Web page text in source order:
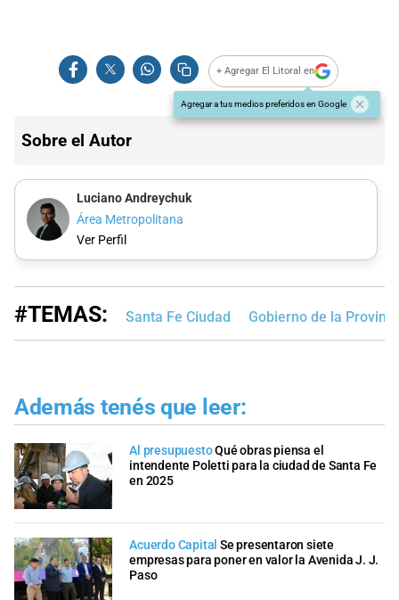
+ Agregar El Litoral en
Agregar a tus medios preferidos en Google
Sobre el Autor
Luciano Andreychuk
Área Metropolitana
Ver Perfil
#TEMAS: Santa Fe Ciudad Gobierno de la
Además tenés que leer:
Al presupuestoQué obras piensa el
intendente Poletti para la ciudad de Santa Fe
en 2025
Acuerdo Capital Se presentaron siete
empresas para poner en valor la Avenida J. J.
Paso